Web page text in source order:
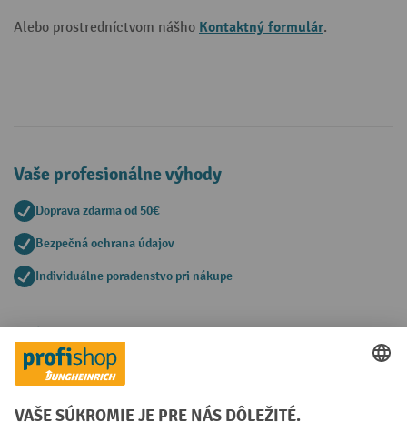
Alebo prostredníctvom nášho Kontaktný formulár.
Vaše profesionálne výhody
Doprava zdarma od 50€
Bezpečná ochrana údajov
Individuálne poradenstvo pri nákupe
Spôsoby platby
Creditcard (Master)Creditcard (Visa)